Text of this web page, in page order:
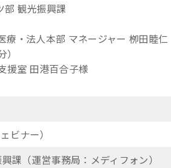
観光振興課
法人本部 マネージャー 栁田睦仁
室 田港百合子様
ナー）
（運営事務局：メディフォン）